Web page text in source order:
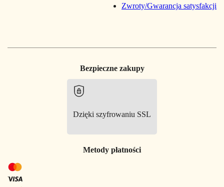
Zwroty/Gwarancja satysfakcji
Bezpieczne zakupy
Dzięki szyfrowaniu SSL
Metody płatności